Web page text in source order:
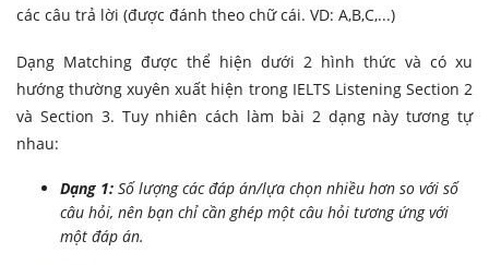
các câu trả lời (được đánh theo chữ cái. VD: A,B,C,...)
Dạng Matching được thể hiện dưới 2 hình thức và có xu
hướng thường xuyên xuất hiện trong IELTS Listening Section 2
và Section 3. Tuy nhiên cách làm bài 2 dạng này tương tự
nhau:
Dạng 1: Số lượng các đáp án/lựa chọn nhiều hơn so với số
câu hỏi, nên bạn chỉ cần ghép một câu hỏi tương ứng với
một đáp án.